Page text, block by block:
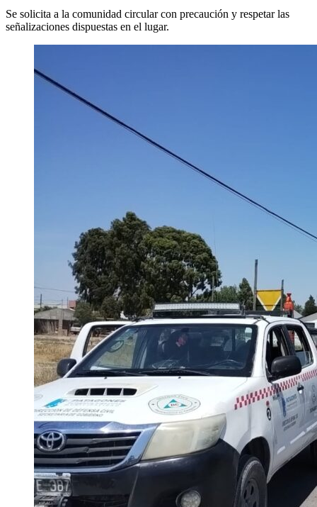
Se solicita a la comunidad circular con precaución y respetar las
señalizaciones dispuestas en el lugar.